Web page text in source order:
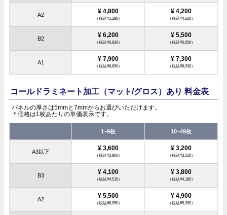
A2 ¥ 4,800
（税込¥5,280）
¥ 4,200
（税込¥4,620）
B2 ¥ 6,200
（税込¥6,820）
¥ 5,500
（税込¥6,050）
A1 ¥ 7,900
（税込¥8,690）
¥ 7,300
（税込¥8,030）
コールドラミネート加工（マット/グロス）あり 料金表
パネルの厚さは5mmと7mmからお選びいただけます。
＊価格は1枚あたりの単価表示です。
1~9枚 10~49枚
A3以下 ¥ 3,600
（税込¥3,960）
¥ 3,200
（税込¥3,520）
B3 ¥ 4,100
（税込¥4,510）
¥ 3,800
（税込¥4,180）
A2 ¥ 5,500
（税込¥6,050）
¥ 4,900
（税込¥5,390）